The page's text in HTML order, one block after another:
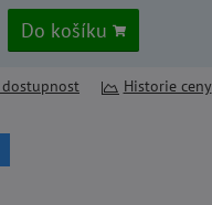
Do košíku
Historie ceny